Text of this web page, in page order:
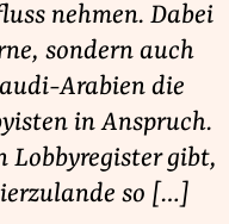
nehmen. Dabei
sondern auch
Arabien die
in Anspruch.
Lobbyregister gibt,
so […]